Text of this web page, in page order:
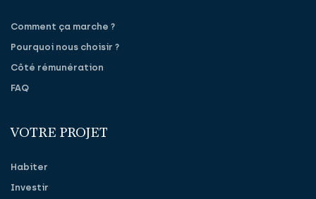
Comment ça marche ?
Pourquoi nous choisir ?
Côté rémunération
FAQ
VOTRE PROJET
Habiter
Investir